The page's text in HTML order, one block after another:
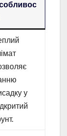
у